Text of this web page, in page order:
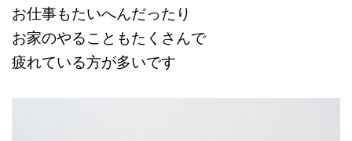
お仕事もたいへんだったり
お家のやることもたくさんで
疲れている方が多いです